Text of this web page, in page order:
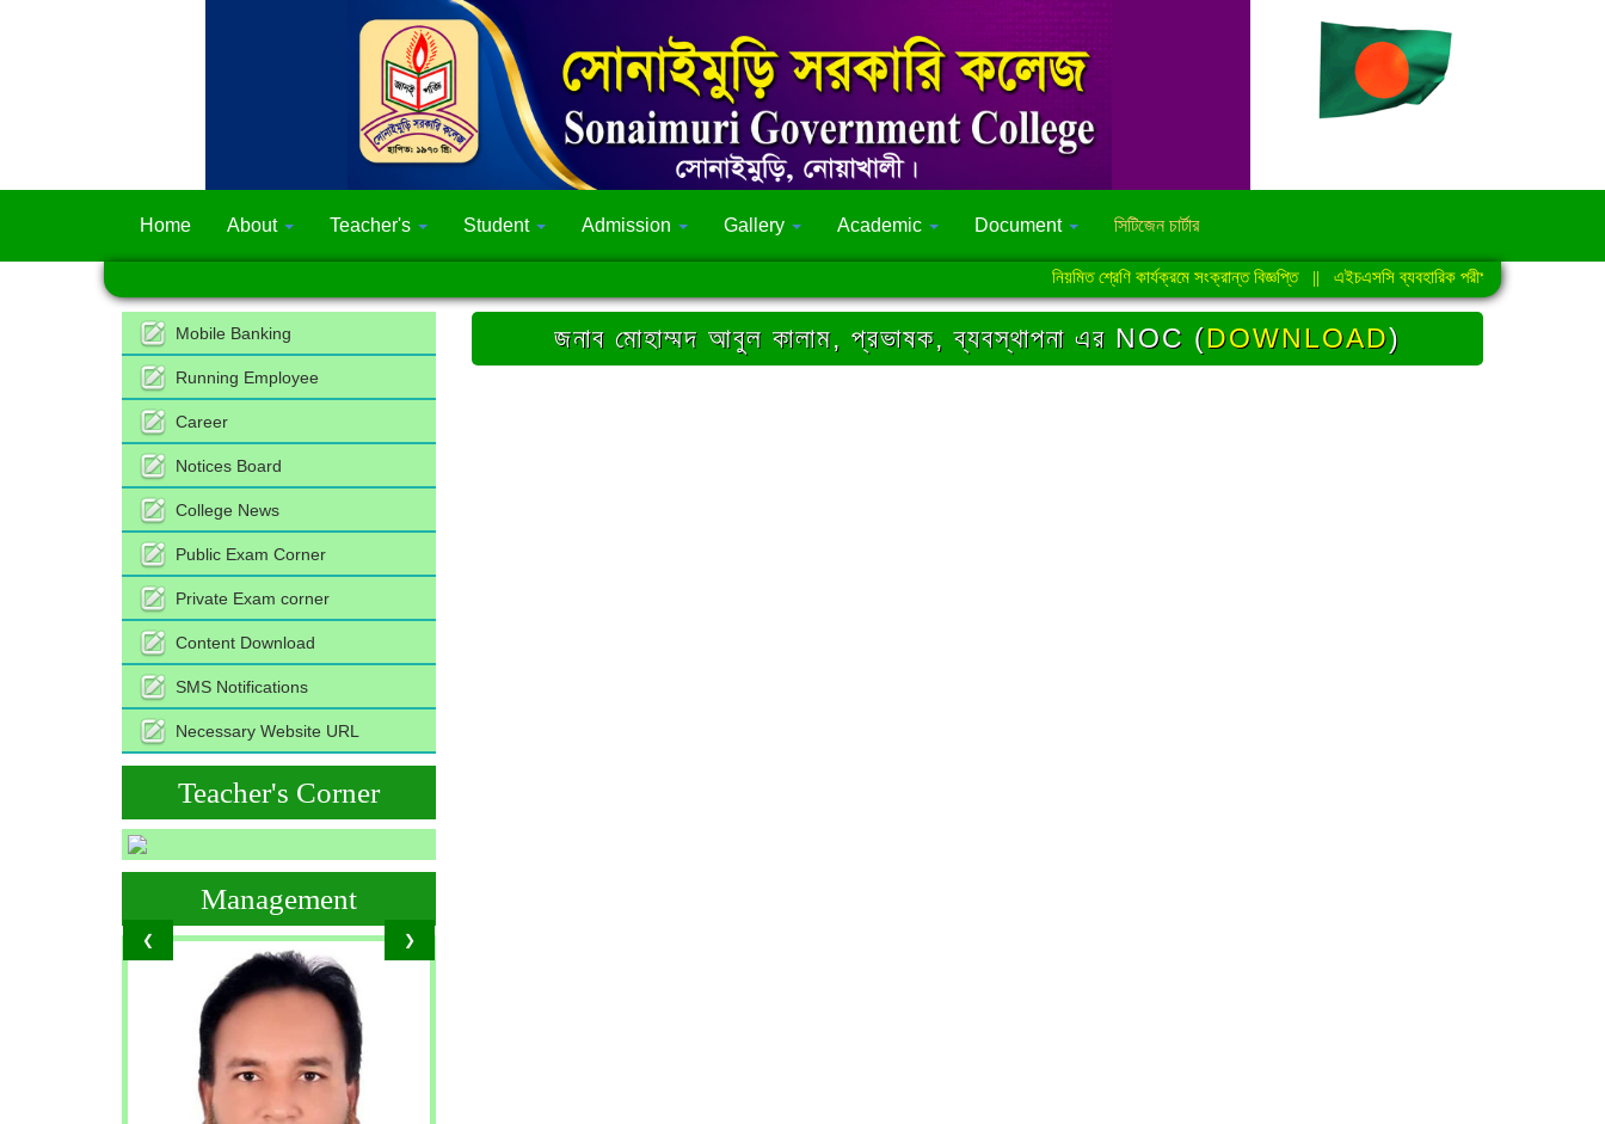
Home About Teacher's Student Admission Gallery Academic Document সিটিজেন চার্টার
নিয়মিত শ্রেণি কার্যক্রমে সংক্রান্ত বিজ্ঞপ্তি||এইচএসসি ব্যবহারিক পরীক্ষা-2026 এর সময়সূচি
Mobile Banking
Running Employee
Career
Notices Board
College News
Public Exam Corner
Private Exam corner
Content Download
SMS Notifications
Necessary Website URL
Teacher's Corner
❮ ❯
Management
জনাব মোহাম্মদ আবুল কালাম, প্রভাষক, ব্যবস্থাপনা এর NOC (DOWNLOAD)